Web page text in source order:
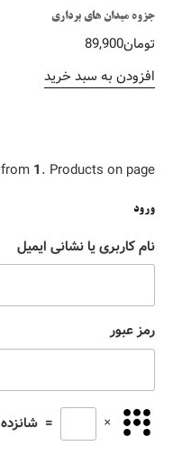
جزوه میدان های برداری
تومان89,900
افزودن به سبد خرید
from 1. Products on page
ورود
نام کاربری یا نشانی ایمیل
رمز عبور
×
= شانزده